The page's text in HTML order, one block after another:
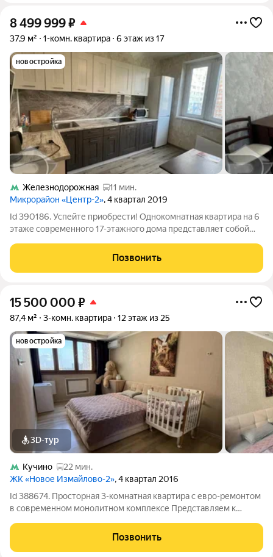
8 499 999₽
37,9 м² 1-комн. квартира 6 этаж из 17
новостройка
Железнодорожная
11 мин.
Микрорайон «Центр-2», 4 квартал 2019
Id 390186. Успейте приобрести! Однокомнатная квартира на 6
этаже современного 17-этажного дома представляет собой
хочет получить максимум от вложений. В отличие от тесных
студий, здесь чётко
Позвонить
15 500 000 ₽
87,4 м² 3-комн. квартира 12 этаж из 25
новостройка
3D-тур
Кучино
22 мин.
ЖК «Новое Измайлово-2», 4 квартал 2016
Id 388674. Просторная 3-комнатная квартира с евро-ремонтом
в современном монолитном комплексе Представляем к
площадью 87.4 м в престижном жилом комплексе Балашихи.
Объект расположен на 12 этаже
Позвонить